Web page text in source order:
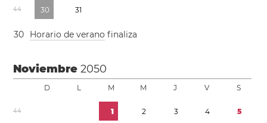
44 30 31
30 Horario de verano finaliza
Noviembre2050
D L M M J V S
44 1 2 3 4 5